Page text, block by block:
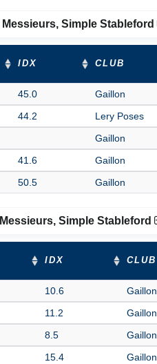
Simple Stableford
IDX CLUB
45.0 Gaillon
44.2 Lery Poses
Gaillon
41.6 Gaillon
50.5 Gaillon
Simple Stableford
IDX CLUB
10.6 Gaillon
11.2 Gaillon
8.5 Gaillon
15.4 Gaillon